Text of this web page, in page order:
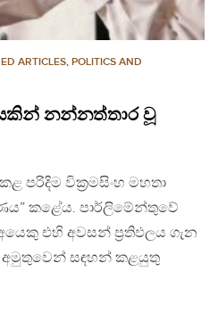
ARTICLES, POLITICS AND
නන්නත්තාර වූ
කළ පරිදිම වික්‍රමසිංහ මහතා
කළේය. පාර්ලිමේන්තුවේ
එහි අවසන් ප්‍රතිඵලය ගැන
අමුතුවෙන් සඳහන් කළයුතු